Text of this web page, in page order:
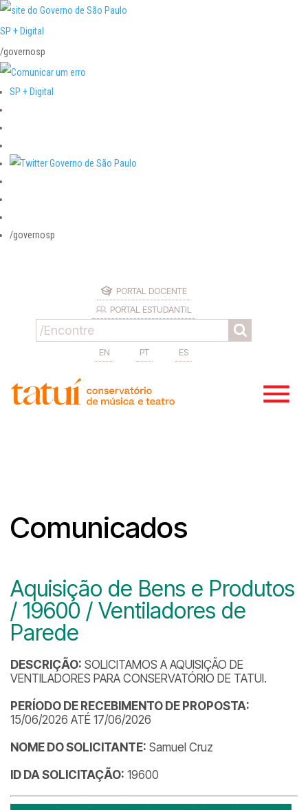
SP + Digital
/governosp
SP + Digital
/governosp
PORTAL DOCENTE
PORTAL ESTUDANTIL
EN PT ES
Comunicados
Aquisição de Bens e Produtos
/ 19600 / Ventiladores de
Parede
DESCRIÇÃO: SOLICITAMOS A AQUISIÇÃO DE
VENTILADORES PARA CONSERVATÓRIO DE TATUI.
PERÍODO DE RECEBIMENTO DE PROPOSTA:
15/06/2026 ATÉ 17/06/2026
NOME DO SOLICITANTE: Samuel Cruz
ID DA SOLICITAÇÃO: 19600